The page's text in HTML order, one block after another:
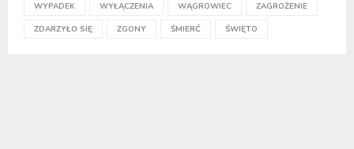
WYPADEK WYŁĄCZENIA WĄGROWIEC ZAGROŻENIE
ZDARZYŁO SIĘ ZGONY ŚMIERĆ ŚWIĘTO